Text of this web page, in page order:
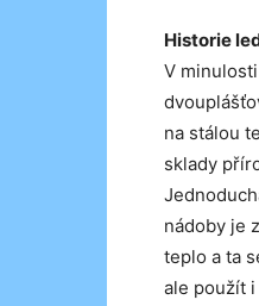
Historie
V
na stálou
sklady
nádoby je
teplo a ta
ale použít